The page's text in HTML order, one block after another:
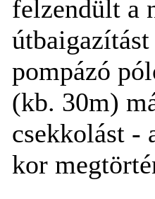
felzendült a
pompázó
(kb. 30m)
csekkolást -
kor